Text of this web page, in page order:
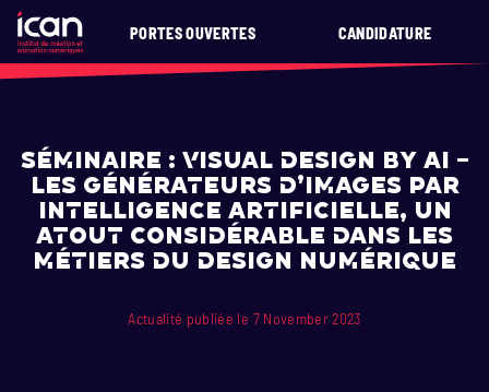
PORTES OUVERTES CANDIDATURE
Séminaire : Visual Design by AI –
Les générateurs d’images par
intelligence artificielle, un
atout considérable dans les
métiers du design numérique
Actualité publiée le 7 November 2023